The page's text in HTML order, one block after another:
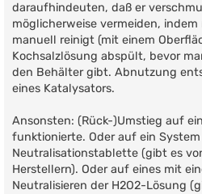
daraufhindeuten, daß er
möglicherweise vermeiden, indem
manuell reinigt (mit einem
Kochsalzlösung abspült, bevor
den Behälter gibt. Abnutzung
eines Katalysators.
Ansonsten: (Rück-)Umstieg auf
funktionierte. Oder auf ein
Neutralisationstablette (gibt es
Herstellern). Oder auf eines mit
Neutralisieren der H2O2-Lösung